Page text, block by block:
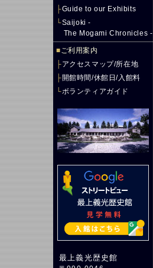
├Guide to our Exhibits
└Saijoki -
The Mogami Chronicles -
■ご利用案内
├アクセスマップ/所在地
├開館時間/休館日/入館料
└ボランティアガイド
最上義光歴史館